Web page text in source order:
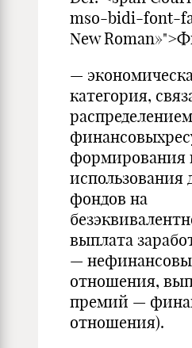
mso-bidi-font-
New
—
категория,
распределением
формирования
использования
фондов на
выплата
—
отношения,
премий —
отношения).